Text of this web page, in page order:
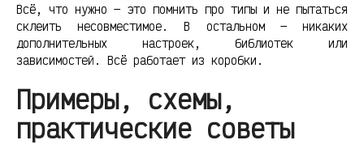
Всё, что нужно — это помнить про типы и не пытаться
склеить несовместимое. В остальном — никаких
дополнительных настроек, библиотек или
зависимостей. Всё работает из коробки.
Примеры, схемы,
практические советы